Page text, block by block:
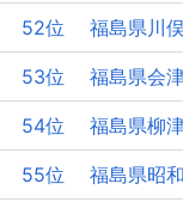
52位 福島県川
53位 福島県会
54位 福島県柳
55位 福島県昭